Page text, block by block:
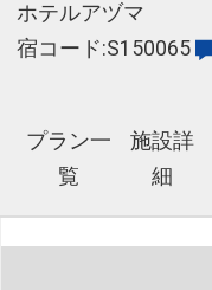
ホテルアヅマ
宿コード:S150065
プラン一
覧
施設詳
細